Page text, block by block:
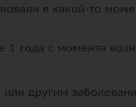
в какой-то
1 года с момента
другим